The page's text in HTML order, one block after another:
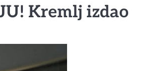
Kremlj izdao